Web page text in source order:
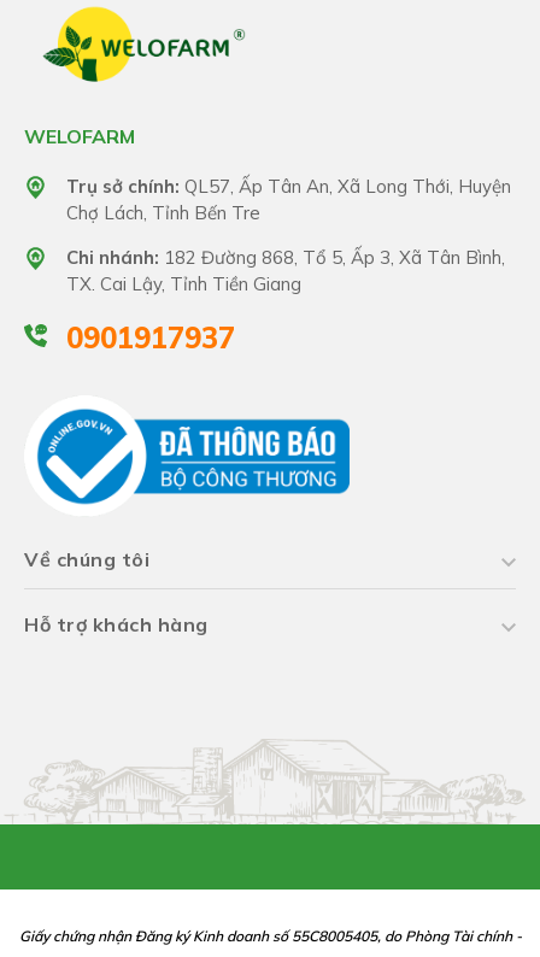
WELOFARM
Trụ sở chính: QL57, Ấp Tân An, Xã Long Thới, Huyện
Chợ Lách, Tỉnh Bến Tre
Chi nhánh: 182 Đường 868, Tổ 5, Ấp 3, Xã Tân Bình,
TX. Cai Lậy, Tỉnh Tiền Giang
0901917937
Về chúng tôi
Hỗ trợ khách hàng
Giấy chứng nhận Đăng ký Kinh doanh số 55C8005405, do Phòng Tài chính -